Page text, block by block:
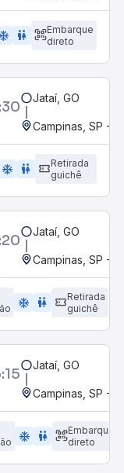
wc
Embarque
direto
Jataí, GO
Campinas, SP -
ac_unit wc
Retirada
guichê
Jataí, GO
Campinas, SP -
ac_unit wc
Retirada
guichê
Jataí, GO
Campinas, SP -
ac_unit wc
Embarque
direto